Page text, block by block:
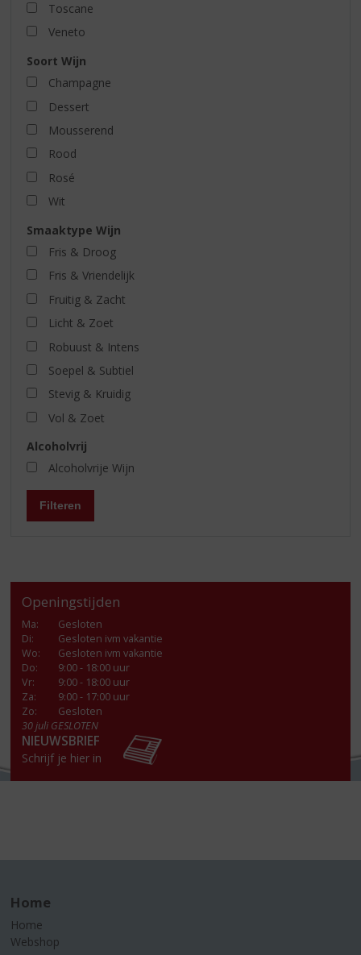
Toscane
Veneto
Soort Wijn
Champagne
Dessert
Mousserend
Rood
Rosé
Wit
Smaaktype Wijn
Fris & Droog
Fris & Vriendelijk
Fruitig & Zacht
Licht & Zoet
Robuust & Intens
Soepel & Subtiel
Stevig & Kruidig
Vol & Zoet
Alcoholvrij
Alcoholvrije Wijn
Filteren
Openingstijden
Ma:
Gesloten
Di:
Gesloten ivm vakantie
Wo:
Gesloten ivm vakantie
Do:
9:00 - 18:00 uur
Vr:
9:00 - 18:00 uur
Za:
9:00 - 17:00 uur
Zo:
Gesloten
30 juli GESLOTEN
NIEUWSBRIEF
Schrijf je hier in
Home
Home
Webshop